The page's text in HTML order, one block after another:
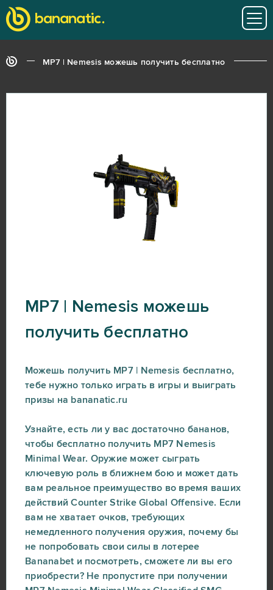
MP7 | Nemesis можешь получить бесплатно
MP7 | Nemesis можешь
получить бесплатно
Можешь получить MP7 | Nemesis бесплатно,
тебе нужно только играть в игры и выиграть
призы на bananatic.ru
Узнайте, есть ли у вас достаточно бананов,
чтобы бесплатно получить MP7 Nemesis
Minimal Wear. Оружие может сыграть
ключевую роль в ближнем бою и может дать
вам реальное преимущество во время ваших
действий Counter Strike Global Offensive. Если
вам не хватает очков, требующих
немедленного получения оружия, почему бы
не попробовать свои силы в лотерее
Bananabet и посмотреть, сможете ли вы его
приобрести? Не пропустите при получении